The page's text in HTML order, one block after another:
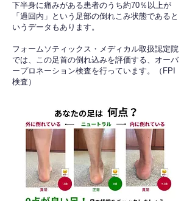
下半身に痛みがある患者のうち約70％以上が
「過回内」という足部の倒れこみ状態であると
いうデータもあります。
フォームソティックス・メディカル取扱認定院
では、この足首の倒れ込みを評価する、オーバ
ープロネーション検査を行っています。（FPI
検査）​